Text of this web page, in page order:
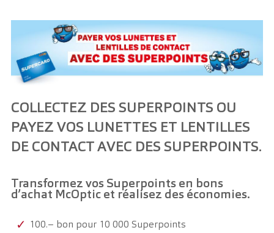
2ème paire à Fr. 1.-
LensClub
Coop Supercard
COLLECTEZ DES SUPERPOINTS OU
PAYEZ VOS LUNETTES ET LENTILLES
DE CONTACT AVEC DES SUPERPOINTS.
Transformez vos Superpoints en bons
d’achat McOptic et réalisez des économies.
100.– bon pour 10 000 Superpoints